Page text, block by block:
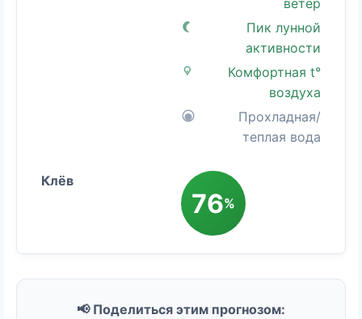
ветер
Пик лунной
активности
Комфортная t°
воздуха
Прохладная/
теплая вода
76%
📢 Поделиться этим прогнозом: